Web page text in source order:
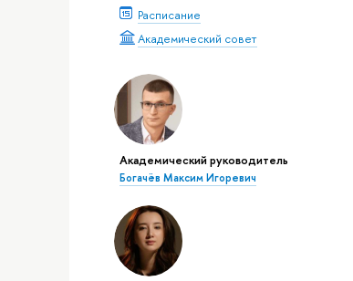
Расписание
Академический совет
Академический руководитель
Богачёв Максим Игоревич